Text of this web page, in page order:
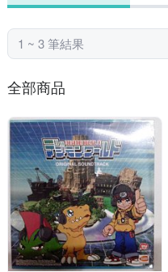
1 ~ 3 筆結果
全部商品